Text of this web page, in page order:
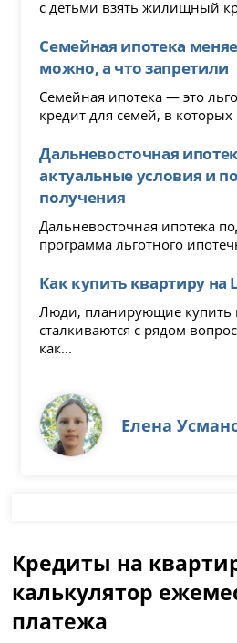
с детьми взять жилищный
Семейная ипотека
можно, а что запретили
Семейная ипотека — это
кредит для семей, в которых
Дальневосточная
актуальные условия и
получения
Дальневосточная ипотека
программа льготного
Как купить квартиру на
Люди, планирующие купить
сталкиваются с рядом
как...
Елена
Кредиты на
калькулятор
платежа